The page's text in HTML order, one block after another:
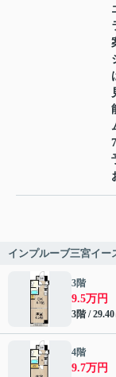
インプルーブ三宮イー
3階
9.5万円
3階 /
4階
9.7万円